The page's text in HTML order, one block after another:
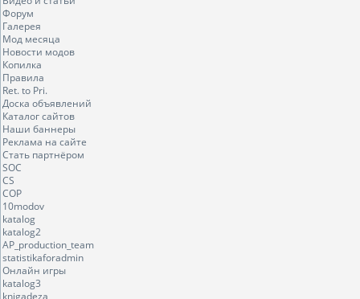
Форум
Галерея
Мод месяца
Новости модов
Копилка
Правила
Ret. to Pri.
Доска объявлений
Каталог сайтов
Наши баннеры
Реклама на сайте
Стать партнёром
SOC
CS
COP
10modov
katalog
katalog2
AP_production_team
statistikaforadmin
Онлайн игры
katalog3
knigadeza